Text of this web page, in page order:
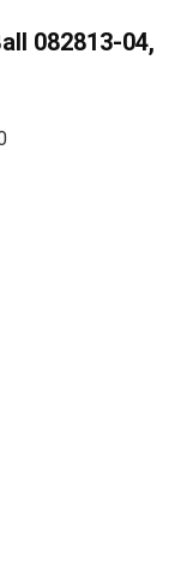
082813-04,